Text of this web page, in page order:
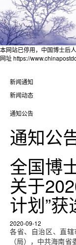
本网站已停用，中国博士后
网址 https://
新闻通知
新闻动态
通知公告
通知公
全国博
关于
计划”
2020-09-12
各省、自治区、直
（局），中共海南